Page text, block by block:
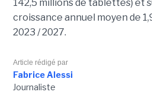
142,5 millions de tablettes) et
croissance annuel moyen de
2023 / 2027.
Article rédigé par
Fabrice Alessi
Journaliste